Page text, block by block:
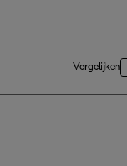
Vergelijken